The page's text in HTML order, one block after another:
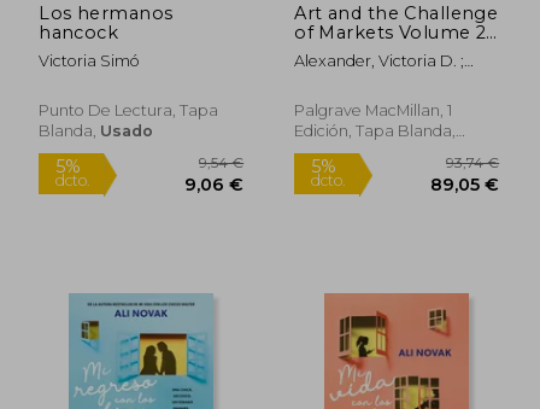
5%
dcto.
20,90 €
Rápido
5%
dcto.
Rápido
Los hermanos
hancock
Victoria Simó
Punto De Lectura, Tapa
Blanda, Usado
Art and the Challenge
of Markets Volume 2:
From
Commodification of
Critiques of
Capitalism (en Inglés)
Alexander, Victoria D. ;
Simo
Palgrave MacMillan, 1
Edición, Tapa Blanda,
Nuevo